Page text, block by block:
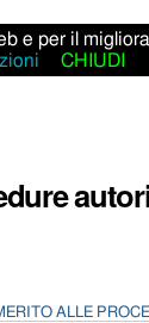
ALLE
e per il
CHIUDI